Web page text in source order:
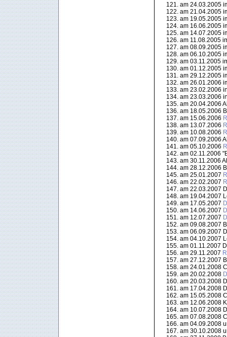
am 24.03.2005
am 21.04.2005
am 19.05.2005
am 16.06.2005
am 14.07.2005
am 11.08.2005
am 08.09.2005
am 06.10.2005
am 03.11.2005
am 01.12.2005
am 29.12.2005
am 26.01.2006
am 23.02.2006
am 23.03.2006
am 20.04.2006
am 18.05.2006
am 15.06.2006
am 13.07.2006
am 10.08.2006
am 07.09.2006
am 05.10.2006
am 02.11.2006
am 30.11.2006
am 28.12.2006
am 25.01.2007
am 22.02.2007
am 22.03.2007
am 19.04.2007
am 17.05.2007
am 14.06.2007
am 12.07.2007
am 09.08.2007
am 06.09.2007
am 04.10.2007
am 01.11.2007
am 29.11.2007
am 27.12.2007
am 24.01.2008
am 20.02.2008
am 20.03.2008
am 17.04.2008
am 15.05.2008
am 12.06.2008
am 10.07.2008
am 07.08.2008
am 04.09.2008
am 30.10.2008